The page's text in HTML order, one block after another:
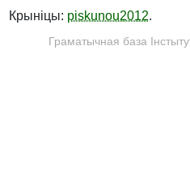
Крыніцы: piskunou2012.
Граматычная база